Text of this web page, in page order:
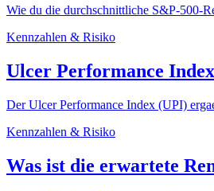
Wie du die durchschnittliche S&P-500-
Kennzahlen & Risiko
Ulcer Performance
Der Ulcer Performance Index (UPI)
Kennzahlen & Risiko
Was ist die erwartete